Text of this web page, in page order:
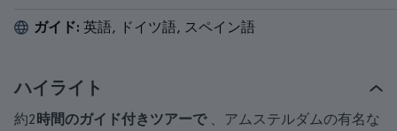
ガイド: 英語, ドイツ語, スペイン語
ハイライト
約2時間のガイド付きツアーで 、アムステルダムの有名な